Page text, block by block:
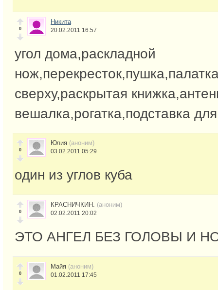
0
Никита
20.02.2011 16:57
угол дома,раскладной
сверху,раскрытая
вешалка,рогатка,подставка
0
Юлия (аноним)
03.02.2011 05:29
один из углов куба
0
КРАСНИЧКИН. (аноним)
02.02.2011 20:02
ЭТО АНГЕЛ БЕЗ ГОЛОВЫ И
0
Майя (аноним)
01.02.2011 17:45